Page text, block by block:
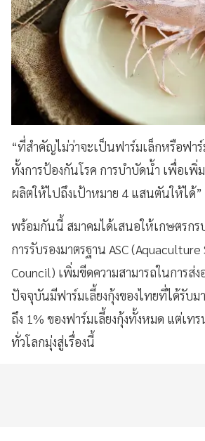
“ที่สำคัญไม่ว่าจะเป็นฟาร์มเล็กหรือฟา
ทั้งการป้องกันโรค การบำบัดน้ำ เพื่อเ
ผลิตให้ไปถึงเป้าหมาย 4 แสนตันให้ได้”
พร้อมกันนี้ สมาคมได้เสนอให้เกษตรกร
การรับรองมาตรฐาน ASC
Council) เพิ่มขีดความสามารถในการส่ง
ปัจจุบันมีฟาร์มเลี้ยงกุ้งของไทยที่ได้รับม
ถึง 1% ของฟาร์มเลี้ยงกุ้งทั้งหมด แต่เทร
ทั่วโลกมุ่งสู่เรื่องนี้